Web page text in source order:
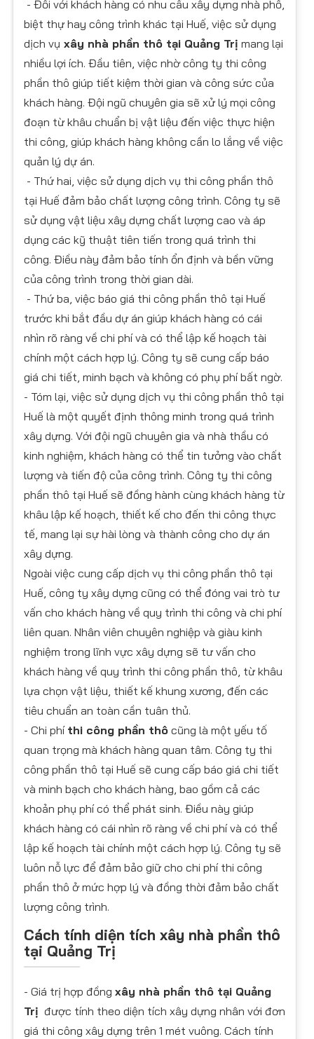
- Đối với khách hàng có nhu cầu xây dựng nhà phố,
biệt thự hay công trình khác tại Huế, việc sử dụng
dịch vụ xây nhà phần thô tại Quảng Trị mang lại
nhiều lợi ích. Đầu tiên, việc nhờ công ty thi công
phần thô giúp tiết kiệm thời gian và công sức của
khách hàng. Đội ngũ chuyên gia sẽ xử lý mọi công
đoạn từ khâu chuẩn bị vật liệu đến việc thực hiện
thi công, giúp khách hàng không cần lo lắng về việc
quản lý dự án.
- Thứ hai, việc sử dụng dịch vụ thi công phần thô
tại Huế đảm bảo chất lượng công trình. Công ty sẽ
sử dụng vật liệu xây dựng chất lượng cao và áp
dụng các kỹ thuật tiên tiến trong quá trình thi
công. Điều này đảm bảo tính ổn định và bền vững
của công trình trong thời gian dài.
- Thứ ba, việc báo giá thi công phần thô tại Huế
trước khi bắt đầu dự án giúp khách hàng có cái
nhìn rõ ràng về chi phí và có thể lập kế hoạch tài
chính một cách hợp lý. Công ty sẽ cung cấp báo
giá chi tiết, minh bạch và không có phụ phí bất ngờ.
- Tóm lại, việc sử dụng dịch vụ thi công phần thô tại
Huế là một quyết định thông minh trong quá trình
xây dựng. Với đội ngũ chuyên gia và nhà thầu có
kinh nghiệm, khách hàng có thể tin tưởng vào chất
lượng và tiến độ của công trình. Công ty thi công
phần thô tại Huế sẽ đồng hành cùng khách hàng từ
khâu lập kế hoạch, thiết kế cho đến thi công thực
tế, mang lại sự hài lòng và thành công cho dự án
xây dựng.
Ngoài việc cung cấp dịch vụ thi công phần thô tại
Huế, công ty xây dựng cũng có thể đóng vai trò tư
vấn cho khách hàng về quy trình thi công và chi phí
liên quan. Nhân viên chuyên nghiệp và giàu kinh
nghiệm trong lĩnh vực xây dựng sẽ tư vấn cho
khách hàng về quy trình thi công phần thô, từ khâu
lựa chọn vật liệu, thiết kế khung xương, đến các
tiêu chuẩn an toàn cần tuân thủ.
- Chi phí thi công phần thô cũng là một yếu tố
quan trọng mà khách hàng quan tâm. Công ty thi
công phần thô tại Huế sẽ cung cấp báo giá chi tiết
và minh bạch cho khách hàng, bao gồm cả các
khoản phụ phí có thể phát sinh. Điều này giúp
khách hàng có cái nhìn rõ ràng về chi phí và có thể
lập kế hoạch tài chính một cách hợp lý. Công ty sẽ
luôn nỗ lực để đảm bảo giữ cho chi phí thi công
phần thô ở mức hợp lý và đồng thời đảm bảo chất
lượng công trình.​
Cách tính diện tích xây nhà phần thô
tại Quảng Trị
- Giá trị hợp đồng xây nhà phần thô tại Quảng
Trị được tính theo diện tích xây dựng nhân với đơn
giá thi công xây dựng trên 1 mét vuông. Cách tính